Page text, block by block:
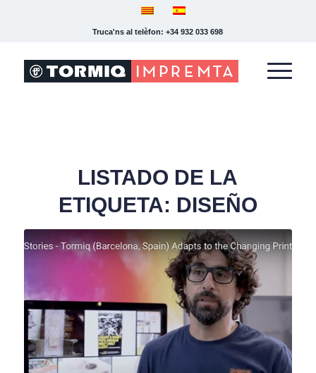
Truca'ns al telèfon: +34 932 033 698
LISTADO DE LA
ETIQUETA: DISEÑO